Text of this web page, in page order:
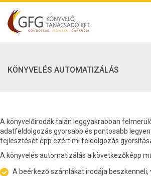
KÖNYVELÉS AUTOMATIZÁLÁS
A könyvelőirodák talán leggyakrabban
adatfeldolgozás gyorsabb és pontosabb
fejlesztését épp ezért mi feldolgozás
A könyvelés automatizálás a következőképp
A beérkező számlákat irodája beszkenneli,